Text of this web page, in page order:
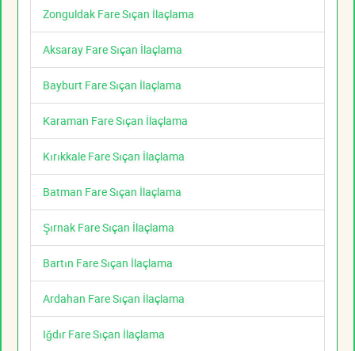
Zonguldak Fare Sıçan İlaçlama
Aksaray Fare Sıçan İlaçlama
Bayburt Fare Sıçan İlaçlama
Karaman Fare Sıçan İlaçlama
Kırıkkale Fare Sıçan İlaçlama
Batman Fare Sıçan İlaçlama
Şırnak Fare Sıçan İlaçlama
Bartın Fare Sıçan İlaçlama
Ardahan Fare Sıçan İlaçlama
Iğdır Fare Sıçan İlaçlama